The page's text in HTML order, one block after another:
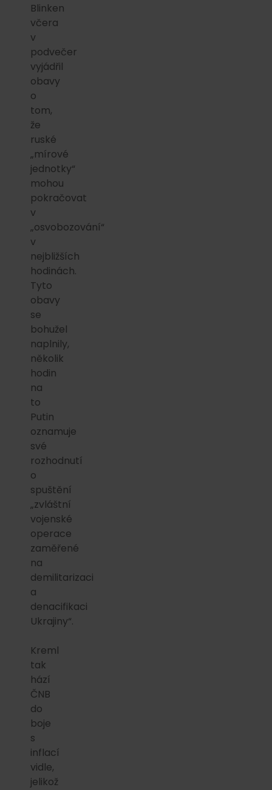
Blinken
včera
v
podvečer
vyjádřil
obavy
o
tom,
že
ruské
„mírové
jednotky“
mohou
pokračovat
v
„osvobozování“
v
nejbližších
hodinách.
Tyto
obavy
se
bohužel
naplnily,
několik
hodin
na
to
Putin
oznamuje
své
rozhodnutí
o
spuštění
„zvláštní
vojenské
operace
zaměřené
na
demilitarizaci
a
denacifikaci
Ukrajiny“.
Kreml
tak
hází
ČNB
do
boje
s
inflací
vidle,
jelikož